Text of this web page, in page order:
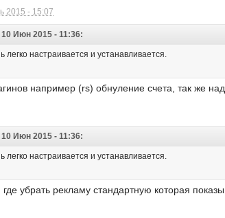
2015 - 15:07
Июн 2015 - 11:36:
легко настраивается и устанавливается.
например (rs) обнуление счета, так же
Июн 2015 - 11:36:
легко настраивается и устанавливается.
убрать рекламу стандартную которая